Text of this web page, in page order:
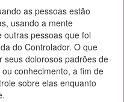
as pessoas estão
usando a mente
pessoas que foi
do Controlador. O que
seus dolorosos padrões de
conhecimento, a fim de
sobre elas enquanto